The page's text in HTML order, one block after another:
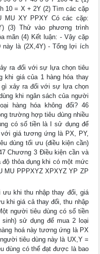
10 = X + 2Y (2) Tìm các cặp
MU XY PPXY Có các cặp:
(3) Thử vào phương trình
mãn (4) Kết luận: - Vậy cặp
là (2X,4Y) - Tổng lợi ích
ra đối với sự lựa chọn tiêu
khi giá của 1 hàng hóa thay
gì xảy ra đối với sự lựa chọn
khi ngân sách của người
hàng hóa không đổi? 46
trường hợp tiêu dùng nhiều
có số tiền là I sử dụng để
giá tương ứng là PX, PY,
dùng tối ưu (điều kiện cần)
Chương 3 Điều kiện cần và
thỏa dụng khi có một mức
MU PPPXYZ XPXYZ YP ZP
ưu khi thu nhập thay đổi, giá
khi giá cả thay đổi, thu nhập
người tiêu dùng có số tiền
sử dụng để mua 2 loại
hoá này tương ứng là PX
tiêu dùng này là UX,Y =
dùng có thể đạt được là bao